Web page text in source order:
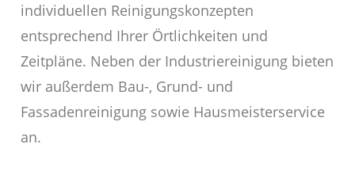
individuellen Reinigungskonzepten
entsprechend Ihrer Örtlichkeiten und
Zeitpläne. Neben der Industriereinigung bieten
wir außerdem Bau-, Grund- und
Fassadenreinigung sowie Hausmeisterservice
an.